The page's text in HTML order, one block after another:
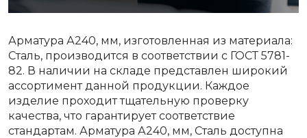
Арматура А240, мм, изготовленная из материала:
Сталь, производится в соответствии с ГОСТ 5781-
82. В наличии на складе представлен широкий
ассортимент данной продукции. Каждое
изделие проходит тщательную проверку
качества, что гарантирует соответствие
стандартам. Арматура А240, мм, Сталь доступна